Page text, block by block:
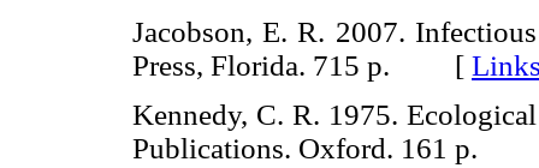
Jacobson, E. R. 2007.
Press, Florida. 715 p. [
Kennedy, C. R. 1975.
Publications. Oxford. 161